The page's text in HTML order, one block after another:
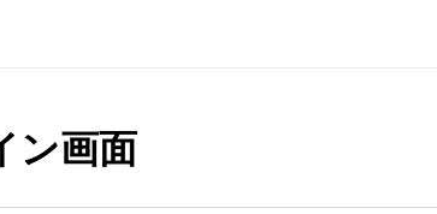
ン画面